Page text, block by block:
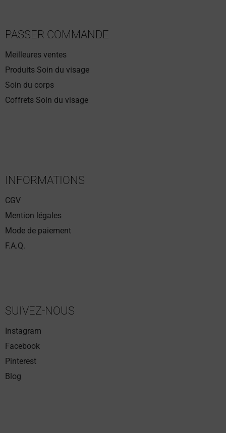
PASSER COMMANDE
Meilleures ventes
Produits Soin du visage
Soin du corps
Coffrets Soin du visage
INFORMATIONS
CGV
Mention légales
Mode de paiement
F.A.Q.
SUIVEZ-NOUS
Instagram
Facebook
Pinterest
Blog